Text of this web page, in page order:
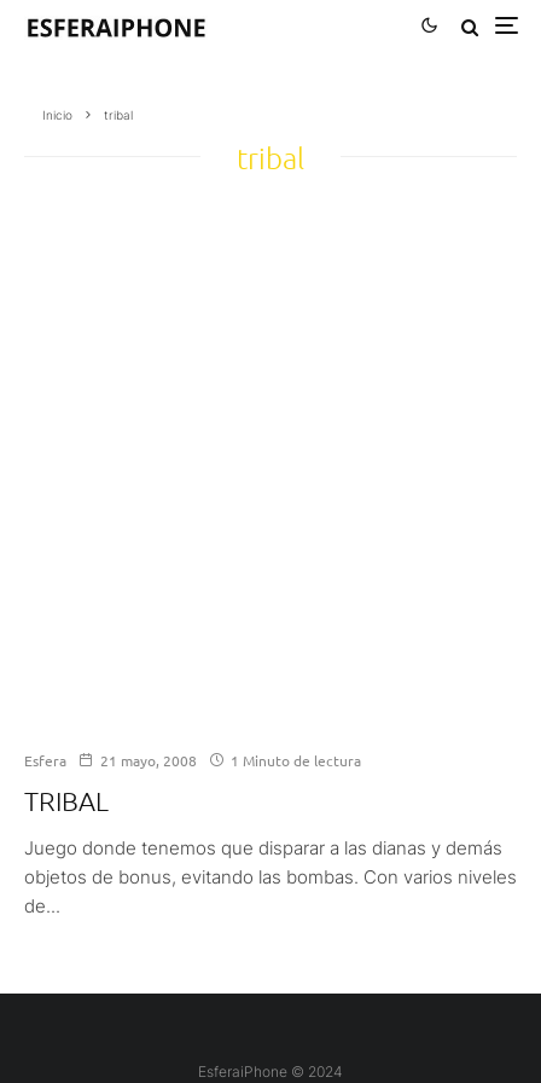
Inicio tribal
tribal
Esfera 21 mayo, 2008 1 Minuto de lectura
TRIBAL
Juego donde tenemos que disparar a las dianas y demás
objetos de bonus, evitando las bombas. Con varios niveles
de...
EsferaiPhone © 2024